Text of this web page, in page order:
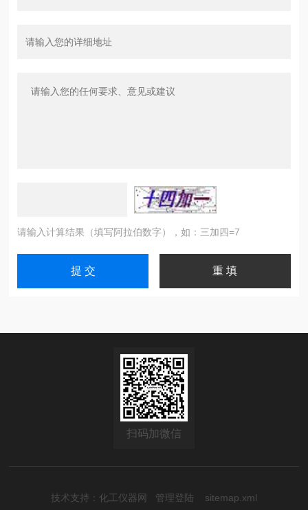
请输入计算结果（填写阿拉伯数字），如：三加四=7
扫码加微信
技术支持： 化工仪器网 管理登陆 sitemap.xml